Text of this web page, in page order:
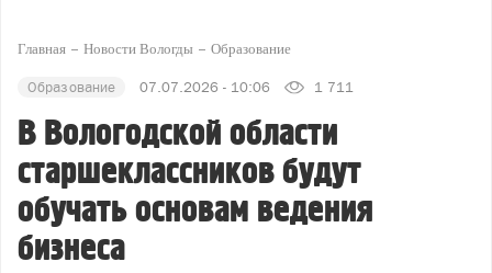
Главная Новости Вологды Образование
Образование 07.07.2026 - 10:06 1 711
В Вологодской области
старшеклассников будут
обучать основам ведения
бизнеса